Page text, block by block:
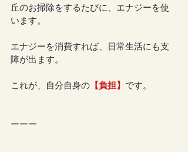
丘のお掃除をするたびに、エナジーを使
います。
エナジーを消費すれば、日常生活にも支
障が出ます。
これが、自分自身の 【負担】 です。
ーーー